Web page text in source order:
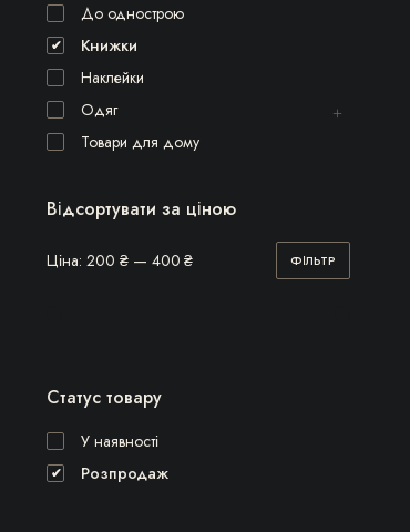
До однострою
Книжки
Наклейки
Одяг
Товари для дому
Відсортувати за ціною
ФІЛЬТР
Ціна: 200 ₴— 400 ₴
Статус товару
У наявності
Розпродаж